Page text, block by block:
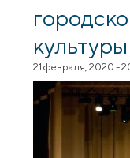
культуры
21 февраля, 2020 -